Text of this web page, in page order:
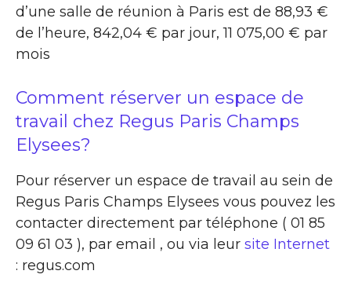
d’une salle de réunion à Paris est de 88,93 €
de l’heure, 842,04 € par jour, 11 075,00 € par
mois
Comment réserver un espace de
travail chez Regus Paris Champs
Elysees?
Pour réserver un espace de travail au sein de
Regus Paris Champs Elysees vous pouvez les
contacter directement par téléphone ( 01 85
09 61 03 ), par email , ou via leur site Internet
: regus.com